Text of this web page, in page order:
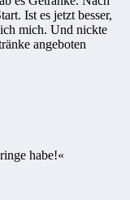
Ist es jetzt besser,
mich. Und nickte
angeboten
habe!«